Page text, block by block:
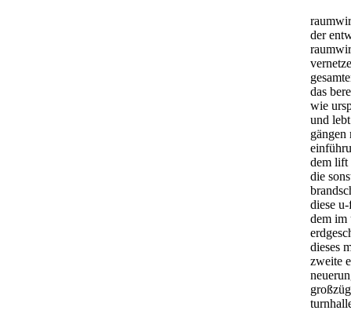
der
das
wie
und
gängen
dem lift
die
diese
dem im
dieses
zweite